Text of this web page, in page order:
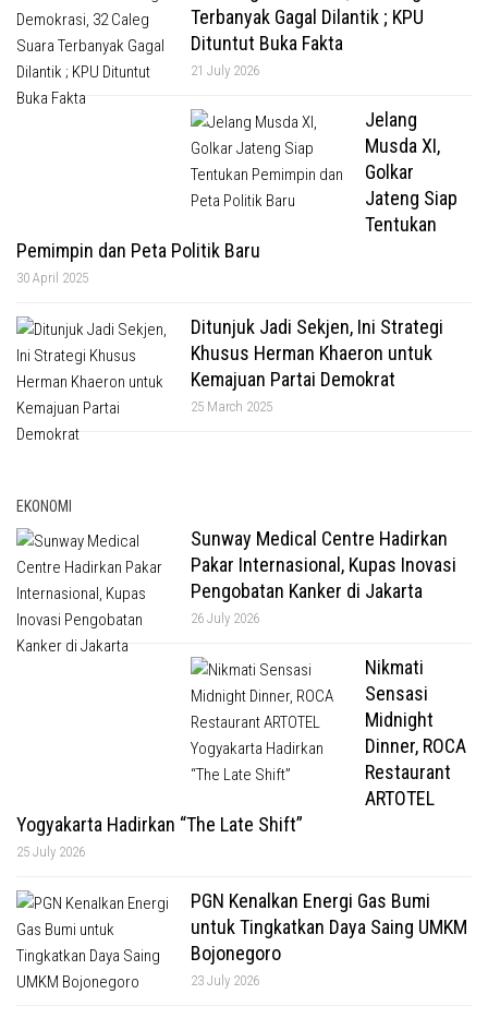
Terbanyak Gagal Dilantik ; KPU
Dituntut Buka Fakta
21 July 2026
Jelang
Musda XI,
Golkar
Jateng Siap
Tentukan
Pemimpin dan Peta Politik Baru
30 April 2025
Ditunjuk Jadi Sekjen, Ini Strategi
Khusus Herman Khaeron untuk
Kemajuan Partai Demokrat
25 March 2025
EKONOMI
Sunway Medical Centre Hadirkan
Pakar Internasional, Kupas Inovasi
Pengobatan Kanker di Jakarta
26 July 2026
Nikmati
Sensasi
Midnight
Dinner, ROCA
Restaurant
ARTOTEL
Yogyakarta Hadirkan “The Late Shift”
25 July 2026
PGN Kenalkan Energi Gas Bumi
untuk Tingkatkan Daya Saing UMKM
Bojonegoro
23 July 2026